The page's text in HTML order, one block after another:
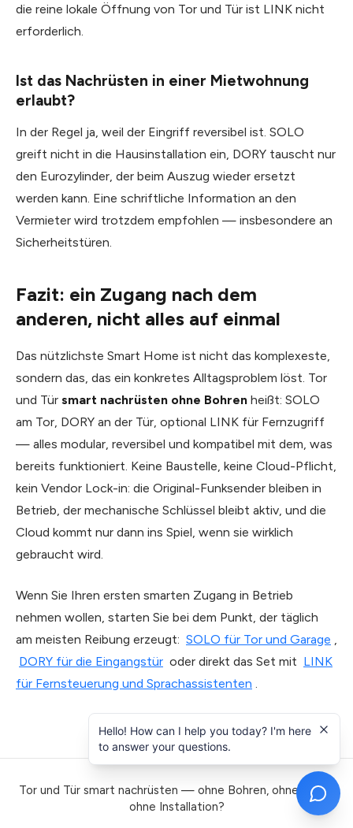
die reine lokale Öffnung von Tor und Tür ist LINK nicht
erforderlich.
Ist das Nachrüsten in einer Mietwohnung
erlaubt?
In der Regel ja, weil der Eingriff reversibel ist. SOLO
greift nicht in die Hausinstallation ein, DORY tauscht nur
den Eurozylinder, der beim Auszug wieder ersetzt
werden kann. Eine schriftliche Information an den
Vermieter wird trotzdem empfohlen — insbesondere an
Sicherheitstüren.
Fazit: ein Zugang nach dem
anderen, nicht alles auf einmal
Das nützlichste Smart Home ist nicht das komplexeste,
sondern das, das ein konkretes Alltagsproblem löst. Tor
und Tür smart nachrüsten ohne Bohren heißt: SOLO
am Tor, DORY an der Tür, optional LINK für Fernzugriff
— alles modular, reversibel und kompatibel mit dem, was
bereits funktioniert. Keine Baustelle, keine Cloud-Pflicht,
kein Vendor Lock-in: die Original-Funksender bleiben in
Betrieb, der mechanische Schlüssel bleibt aktiv, und die
Cloud kommt nur dann ins Spiel, wenn sie wirklich
gebraucht wird.
Wenn Sie Ihren ersten smarten Zugang in Betrieb
nehmen wollen, starten Sie bei dem Punkt, der täglich
am meisten Reibung erzeugt: SOLO für Tor und Garage ,
DORY für die Eingangstür oder direkt das Set mit LINK
für Fernsteuerung und Sprachassistenten .
Tor und Tür smart nachrüsten — ohne Bohren, ohne Kabel,
ohne Installation?
Hello! How can I help you today? I'm here
to answer your questions.